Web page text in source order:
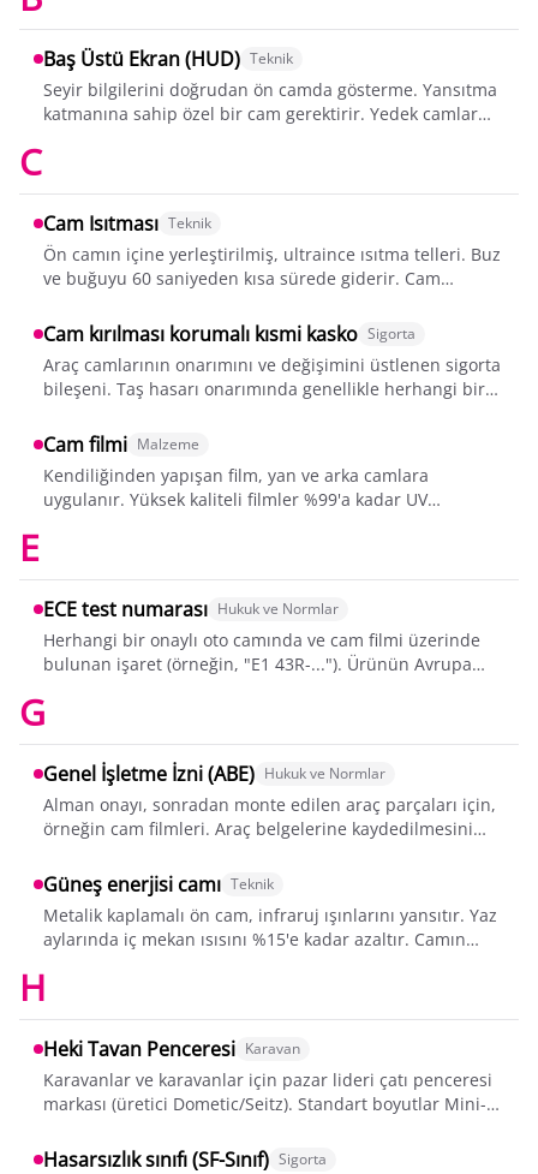
Baş Üstü Ekran (HUD) Teknik
Seyir bilgilerini doğrudan ön camda gösterme. Yansıtma
katmanına sahip özel bir cam gerektirir. Yedek camlar
C
Cam Isıtması Teknik
Ön camın içine yerleştirilmiş, ultraince ısıtma telleri. Buz
ve buğuyu 60 saniyeden kısa sürede giderir. Cam
Cam kırılması korumalı kısmi kasko Sigorta
Araç camlarının onarımını ve değişimini üstlenen sigorta
bileşeni. Taş hasarı onarımında genellikle herhangi bir
Cam filmi Malzeme
Kendiliğinden yapışan film, yan ve arka camlara
uygulanır. Yüksek kaliteli filmler %99'a kadar UV
E
ECE test numarası Hukuk ve Normlar
Herhangi bir onaylı oto camında ve cam filmi üzerinde
bulunan işaret (örneğin, "E1 43R-..."). Ürünün Avrupa
G
Genel İşletme İzni (ABE) Hukuk ve Normlar
Alman onayı, sonradan monte edilen araç parçaları için,
örneğin cam filmleri. Araç belgelerine kaydedilmesini
Güneş enerjisi camı Teknik
Metalik kaplamalı ön cam, infraruj ışınlarını yansıtır. Yaz
aylarında iç mekan ısısını %15'e kadar azaltır. Camın
H
Heki Tavan Penceresi Karavan
Karavanlar ve karavanlar için pazar lideri çatı penceresi
markası (üretici Dometic/Seitz). Standart boyutlar Mini-
Hasarsızlık sınıfı (SF-Sınıf) Sigorta